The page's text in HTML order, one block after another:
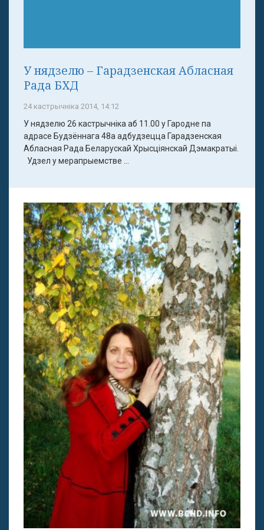
У нядзелю – Гарадзенская Абласная
Рада БХД
24 кастрычніка 2014, 14:12
У нядзелю 26 кастрычніка аб 11.00 у Гародне па
адрасе Будзённага 48а адбудзецца Гарадзенская
Абласная Рада Беларускай Хрысціянскай Дэмакратыі.
Удзел у мерапрыемстве ...